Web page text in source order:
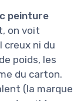
peinture
on voit
creux ni du
poids, les
du carton.
(la marque